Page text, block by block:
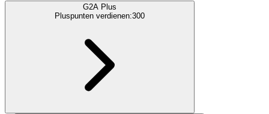
G2A Plus
Pluspunten verdienen:300